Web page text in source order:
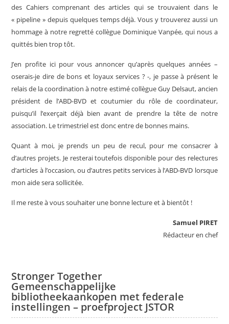
des Cahiers comprenant des articles qui se trouvaient dans le
« pipeline » depuis quelques temps déjà. Vous y trouverez aussi un
hommage à notre regretté collègue Dominique Vanpée, qui nous a
quittés bien trop tôt.
J’en profite ici pour vous annoncer qu’après quelques années –
oserais-je dire de bons et loyaux services ? -, je passe à présent le
relais de la coordination à notre estimé collègue Guy Delsaut, ancien
président de l’ABD-BVD et coutumier du rôle de coordinateur,
puisqu’il l’exerçait déjà bien avant de prendre la tête de notre
association. Le trimestriel est donc entre de bonnes mains.
Quant à moi, je prends un peu de recul, pour me consacrer à
d’autres projets. Je resterai toutefois disponible pour des relectures
d’articles à l’occasion, ou d’autres petits services à l’ABD-BVD lorsque
mon aide sera sollicitée.
Il me reste à vous souhaiter une bonne lecture et à bientôt !
Samuel PIRET
Rédacteur en chef
Stronger Together
Gemeenschappelijke
bibliotheekaankopen met federale
instellingen – proefproject JSTOR